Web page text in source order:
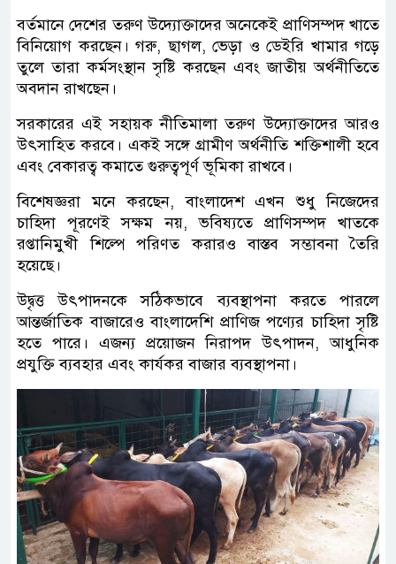
বর্তমানে দেশের তরুণ উদ্যোক্তাদের অনেকেই প্রাণিসম্পদ খাতে
বিনিয়োগ করছেন। গরু, ছাগল, ভেড়া ও ডেইরি খামার গড়ে
তুলে তারা কর্মসংস্থান সৃষ্টি করছেন এবং জাতীয় অর্থনীতিতে
অবদান রাখছেন।
সরকারের এই সহায়ক নীতিমালা তরুণ উদ্যোক্তাদের আরও
উৎসাহিত করবে। একই সঙ্গে গ্রামীণ অর্থনীতি শক্তিশালী হবে
এবং বেকারত্ব কমাতে গুরুত্বপূর্ণ ভূমিকা রাখবে।
বিশেষজ্ঞরা মনে করছেন, বাংলাদেশ এখন শুধু নিজেদের
চাহিদা পূরণেই সক্ষম নয়, ভবিষ্যতে প্রাণিসম্পদ খাতকে
রপ্তানিমুখী শিল্পে পরিণত করারও বাস্তব সম্ভাবনা তৈরি
হয়েছে।
উদ্বৃত্ত উৎপাদনকে সঠিকভাবে ব্যবস্থাপনা করতে পারলে
আন্তর্জাতিক বাজারেও বাংলাদেশি প্রাণিজ পণ্যের চাহিদা সৃষ্টি
হতে পারে। এজন্য প্রয়োজন নিরাপদ উৎপাদন, আধুনিক
প্রযুক্তি ব্যবহার এবং কার্যকর বাজার ব্যবস্থাপনা।